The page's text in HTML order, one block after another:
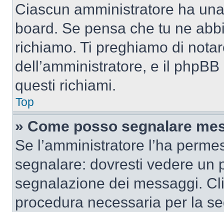
Ciascun amministratore ha
board. Se pensa che tu ne
richiamo. Ti preghiamo di
dell’amministratore, e il
questi richiami.
Top
» Come posso segnalare
Se l’amministratore l’ha
segnalare: dovresti vedere un
segnalazione dei messaggi.
procedura necessaria per la